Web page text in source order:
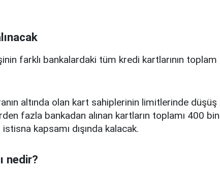
farklı bankalardaki tüm kredi kartlarının toplam
altında olan kart sahiplerinin limitlerinde düşüş
fazla bankadan alınan kartların toplamı 400 bin
kapsamı dışında kalacak.
nedir?